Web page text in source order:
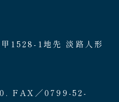
1528-1地先 淡路人形
FAX／0799-52-